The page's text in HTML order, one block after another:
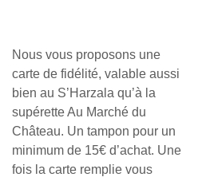
Nous vous proposons une
carte de fidélité, valable aussi
bien au S’Harzala qu’à la
supérette Au Marché du
Château. Un tampon pour un
minimum de 15€ d’achat. Une
fois la carte remplie vous